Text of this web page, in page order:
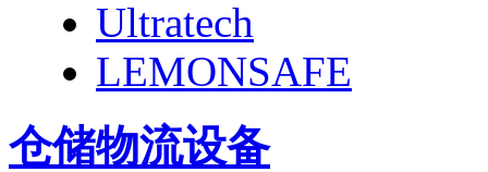
Ultratech
LEMONSAFE
仓储物流设备